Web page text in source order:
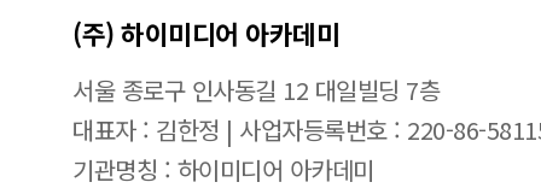
(주) 하이미디어 아카데미
서울 종로구 인사동길 12 대일빌딩 7층
대표자 : 김한정 | 사업자등록번호 : 220-86-
기관명칭 : 하이미디어 아카데미